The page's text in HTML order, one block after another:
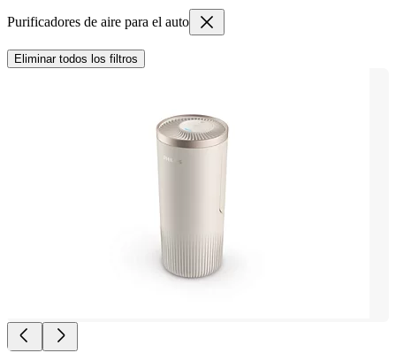
Purificadores de aire para el auto
Eliminar todos los filtros